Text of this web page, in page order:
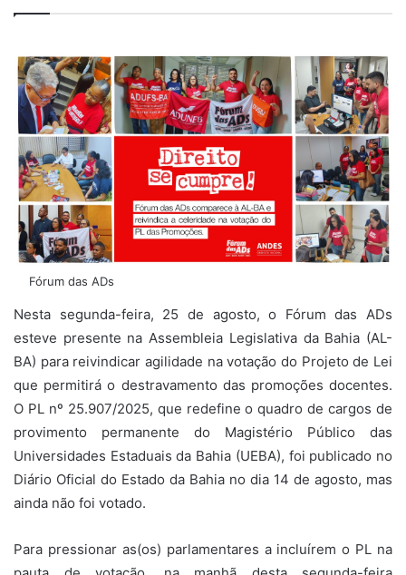
Fórum das ADs
Nesta segunda-feira, 25 de agosto, o Fórum das ADs
esteve presente na Assembleia Legislativa da Bahia (AL-
BA) para reivindicar agilidade na votação do Projeto de Lei
que permitirá o destravamento das promoções docentes.
O PL nº 25.907/2025, que redefine o quadro de cargos de
provimento permanente do Magistério Público das
Universidades Estaduais da Bahia (UEBA), foi publicado no
Diário Oficial do Estado da Bahia no dia 14 de agosto, mas
ainda não foi votado.
Para pressionar as(os) parlamentares a incluírem o PL na